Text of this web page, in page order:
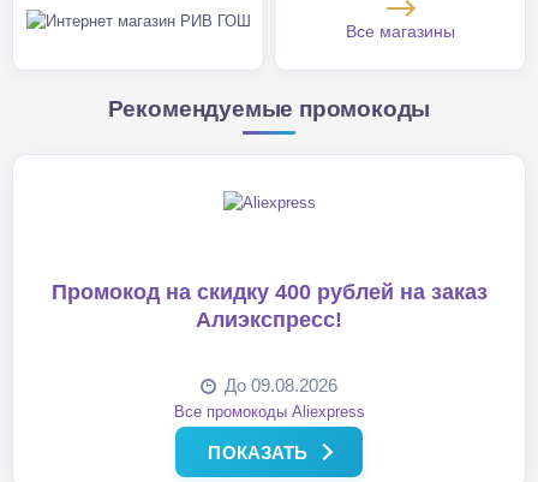
Все магазины
Рекомендуемые промокоды
Промокод на скидку 400 рублей на заказ
Алиэкспресс!
До 09.08.2026
Все промокоды Aliexpress
ПОКАЗАТЬ